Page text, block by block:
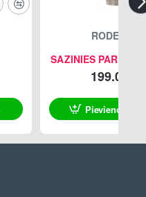
SAZINIES PAR
RODE NT5
199.00€
Pievienot